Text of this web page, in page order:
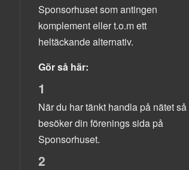
Sponsorhuset som antingen
komplement eller t.o.m ett
heltäckande alternativ.
Gör så här:
1
När du har tänkt handla på nätet så
besöker din förenings sida på
Sponsorhuset.
2